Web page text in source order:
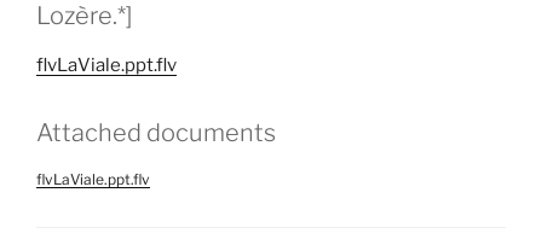
Lozère.*]
flvLaViale.ppt.flv
Attached documents
flvLaViale.ppt.flv